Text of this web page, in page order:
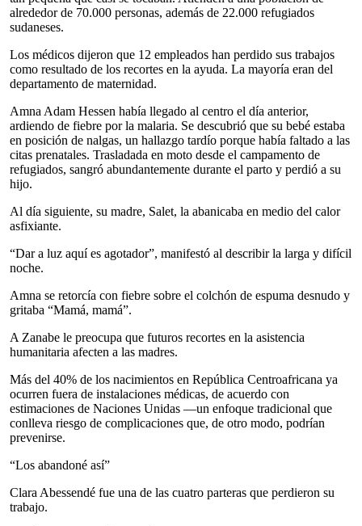
alrededor de 70.000 personas, además de 22.000 refugiados
sudaneses.
Los médicos dijeron que 12 empleados han perdido sus trabajos
como resultado de los recortes en la ayuda. La mayoría eran del
departamento de maternidad.
Amna Adam Hessen había llegado al centro el día anterior,
ardiendo de fiebre por la malaria. Se descubrió que su bebé estaba
en posición de nalgas, un hallazgo tardío porque había faltado a las
citas prenatales. Trasladada en moto desde el campamento de
refugiados, sangró abundantemente durante el parto y perdió a su
hijo.
Al día siguiente, su madre, Salet, la abanicaba en medio del calor
asfixiante.
“Dar a luz aquí es agotador”, manifestó al describir la larga y difícil
noche.
Amna se retorcía con fiebre sobre el colchón de espuma desnudo y
gritaba “Mamá, mamá”.
A Zanabe le preocupa que futuros recortes en la asistencia
humanitaria afecten a las madres.
Más del 40% de los nacimientos en República Centroafricana ya
ocurren fuera de instalaciones médicas, de acuerdo con
estimaciones de Naciones Unidas —un enfoque tradicional que
conlleva riesgo de complicaciones que, de otro modo, podrían
prevenirse.
“Los abandoné así”
Clara Abessendé fue una de las cuatro parteras que perdieron su
trabajo.